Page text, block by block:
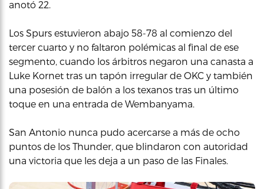
anotó 22.
Los Spurs estuvieron abajo 58-78 al comienzo del
tercer cuarto y no faltaron polémicas al final de ese
segmento, cuando los árbitros negaron una canasta a
Luke Kornet tras un tapón irregular de OKC y también
una posesión de balón a los texanos tras un último
toque en una entrada de Wembanyama.
San Antonio nunca pudo acercarse a más de ocho
puntos de los Thunder, que blindaron con autoridad
una victoria que les deja a un paso de las Finales.